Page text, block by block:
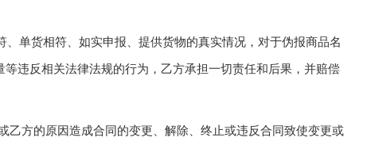
单货相符、如实申报、提供货物的真实情况，对于伪报商品名
违反相关法律法规的行为，乙方承担一切责任和后果，并赔偿
方的原因造成合同的变更、解除、终止或违反合同致使变更或